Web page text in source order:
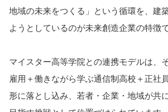
地域の未来をつくる」という循環を、建
ようとしているのが未来創造企業の特徴で
マイスター高等学院との連携モデルは、
雇用＋働きながら学ぶ通信制高校＋正社
形に落とし込み、若者・企業・地域が共